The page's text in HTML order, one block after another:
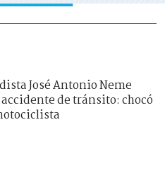
José Antonio Neme
de tránsito: chocó